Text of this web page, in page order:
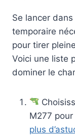
Se lancer
temporaire
pour tirer
Voici une liste
dominer le
M277
plus